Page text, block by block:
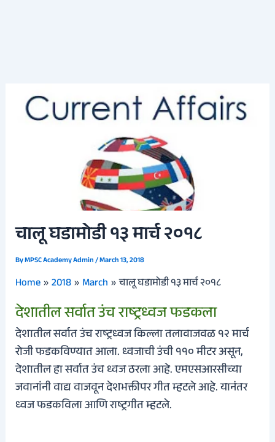
चालू घडामोडी १३ मार्च २०१८
ByMPSC Academy Admin/March 13, 2018
Home 2018 March चालू घडामोडी १३ मार्च २०१८
देशातील सर्वात उंच राष्ट्रध्वज फडकला
देशातील सर्वात उंच राष्ट्रध्वज किल्ला तलावाजवळ १२ मार्च
रोजी फडकविण्यात आला. ध्वजाची उंची ११० मीटर असून,
देशातील हा सर्वात उंच ध्वज ठरला आहे. एमएसआरसीच्या
जवानांनी वाद्य वाजवून देशभक्तीपर गीत म्हटले आहे. यानंतर
ध्वज फडकविला आणि राष्ट्रगीत म्हटले.